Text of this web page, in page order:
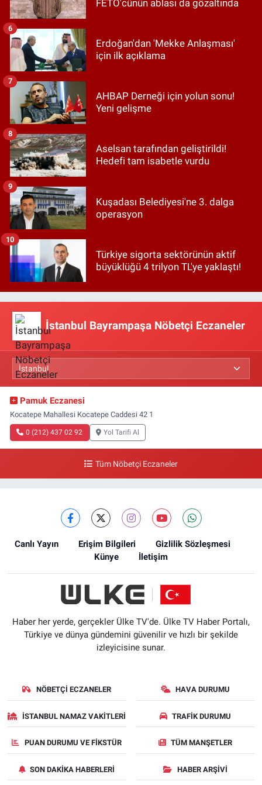
FETÖ'cünün ablası da gözaltında
Erdoğan'dan 'Mekke Anlaşması'
için ilk açıklama
6
AHBAP Derneği için yolun sonu!
Yeni gelişme
7
Aselsan tarafından geliştirildi!
Hedefi tam isabetle vurdu
8
Kuşadası Belediyesi'ne 3. dalga
operasyon
9
Türkiye sigorta sektörünün aktif
büyüklüğü 4 trilyon TL'ye yaklaştı!
10
İstanbul Bayrampaşa Nöbetçi Eczaneler
Pamuk Eczanesi
Kocatepe Mahallesi Kocatepe Caddesi 42 1
0 (212) 437 02 92 Yol Tarifi Al
Tüm Nöbetçi Eczaneler
Canlı Yayın Erişim Bilgileri
Gizlilik Sözleşmesi
Künye
İletişim
Haber her yerde, gerçekler Ülke TV'de. Ülke TV Haber Portalı,
Türkiye ve dünya gündemini güvenilir ve hızlı bir şekilde
izleyicisine sunar.
NÖBETÇI ECZANELER HAVA DURUMU
İSTANBUL NAMAZ VAKITLERI TRAFIK DURUMU
PUAN DURUMU VE FIKSTÜR TÜM MANŞETLER
SON DAKIKA HABERLERI HABER ARŞIVI